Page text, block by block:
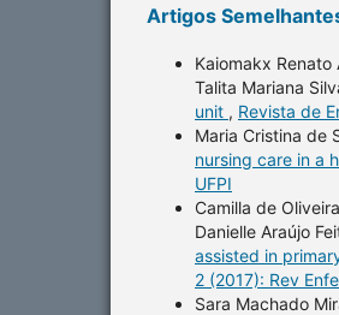
Artigos
Kaiomakx Renato
Talita Mariana
unit , Revista de
Maria Cristina de
nursing care in a
UFPI
Camilla de
Danielle Araújo
assisted in
2 (2017): Rev
Sara Machado